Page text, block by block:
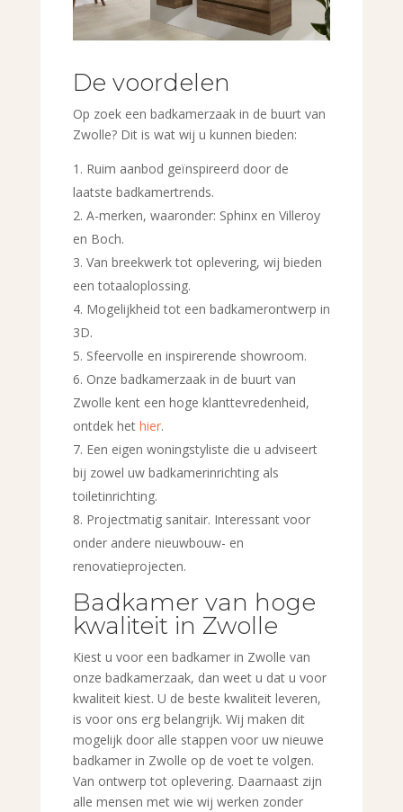
De voordelen
Op zoek een badkamerzaak in de buurt van
Zwolle? Dit is wat wij u kunnen bieden:
Ruim aanbod geïnspireerd door de
laatste badkamertrends.
A-merken, waaronder: Sphinx en Villeroy
en Boch.
Van breekwerk tot oplevering, wij bieden
een totaaloplossing.
Mogelijkheid tot een badkamerontwerp in
3D.
Sfeervolle en inspirerende showroom.
Onze badkamerzaak in de buurt van
Zwolle kent een hoge klanttevredenheid,
ontdek het hier.
Een eigen woningstyliste die u adviseert
bij zowel uw badkamerinrichting als
toiletinrichting.
Projectmatig sanitair. Interessant voor
onder andere nieuwbouw- en
renovatieprojecten.
Badkamer van hoge
kwaliteit in Zwolle
Kiest u voor een badkamer in Zwolle van
onze badkamerzaak, dan weet u dat u voor
kwaliteit kiest. U de beste kwaliteit leveren,
is voor ons erg belangrijk. Wij maken dit
mogelijk door alle stappen voor uw nieuwe
badkamer in Zwolle op de voet te volgen.
Van ontwerp tot oplevering. Daarnaast zijn
alle mensen met wie wij werken zonder